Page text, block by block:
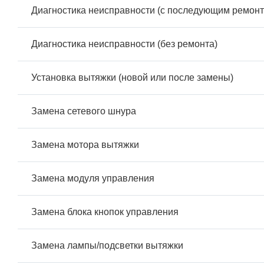
Диагностика неисправности (с последующим
Диагностика неисправности (без ремонта)
Установка вытяжки (новой или после замены)
Замена сетевого шнура
Замена мотора вытяжки
Замена модуля управления
Замена блока кнопок управления
Замена лампы/подсветки вытяжки